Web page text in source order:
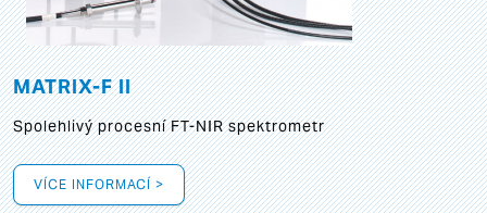
MATRIX-F II
Spolehlivý procesní FT-NIR spektrometr
VÍCE INFORMACÍ >